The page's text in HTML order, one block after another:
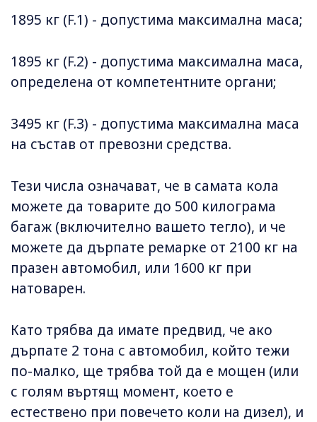
1895 кг (F.1) - допустима максимална маса;
1895 кг (F.2) - допустима максимална маса,
определена от компетентните органи;
3495 кг (F.3) - допустима максимална маса
на състав от превозни средства.
Тези числа означават, че в самата кола
можете да товарите до 500 килограма
багаж (включително вашето тегло), и че
можете да дърпате ремарке от 2100 кг на
празен автомобил, или 1600 кг при
натоварен.
Като трябва да имате предвид, че ако
дърпате 2 тона с автомобил, който тежи
по-малко, ще трябва той да е мощен (или
с голям въртящ момент, което е
естествено при повечето коли на дизел), и